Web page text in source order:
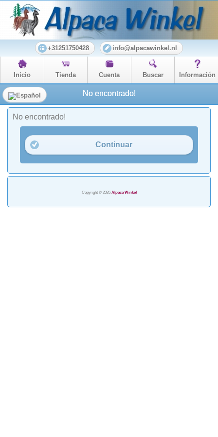
+31251750428 info@alpacawinkel.nl
Inicio Tienda Cuenta Buscar Información
No encontrado!
No encontrado!
Continuar
Copyright © 2026 Alpaca Winkel